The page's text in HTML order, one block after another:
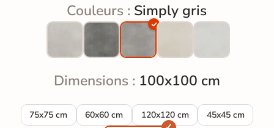
Couleurs : Simply gris
Dimensions : 100x100 cm
75x75 cm
Carrelage sol moderne Simply gris 75x75 cm
60x60 cm
Carrelage sol moderne Simply gris 60x60 cm
120x120 cm
Carrelage sol moderne Simply
45x45 cm
Carrelage sol